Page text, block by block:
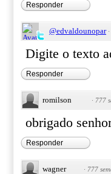
Responder
@edvaldounopar ·
Digite o texto
Responder
romilson · 777
obrigado
Responder
wagner · 777